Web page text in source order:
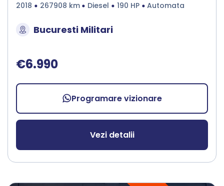
2018 267908 km Diesel 190 HP Automata
Bucuresti Militari
€6.990
Programare vizionare
Vezi detalii